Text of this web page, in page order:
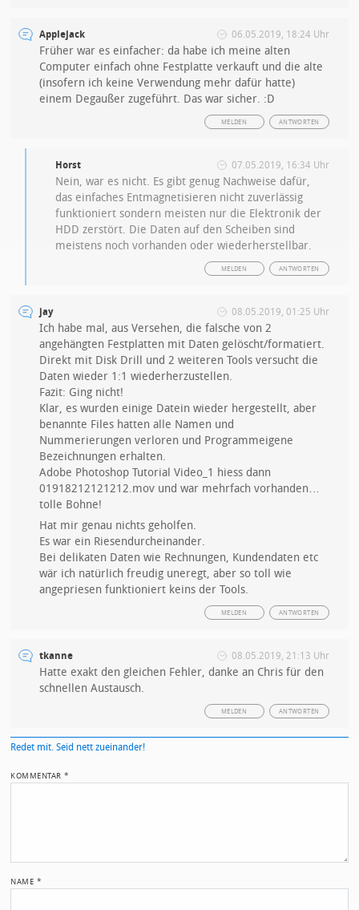
Applejack 06.05.2019, 18:24 Uhr
Früher war es einfacher: da habe ich meine alten
Computer einfach ohne Festplatte verkauft und die alte
(insofern ich keine Verwendung mehr dafür hatte)
einem Degaußer zugeführt. Das war sicher. :D
ANTWORTEN
MELDEN
Horst 07.05.2019, 16:34 Uhr
Nein, war es nicht. Es gibt genug Nachweise dafür,
das einfaches Entmagnetisieren nicht zuverlässig
funktioniert sondern meisten nur die Elektronik der
HDD zerstört. Die Daten auf den Scheiben sind
meistens noch vorhanden oder wiederherstellbar.
ANTWORTEN
MELDEN
jay 08.05.2019, 01:25 Uhr
Ich habe mal, aus Versehen, die falsche von 2
angehängten Festplatten mit Daten gelöscht/formatiert.
Direkt mit Disk Drill und 2 weiteren Tools versucht die
Daten wieder 1:1 wiederherzustellen.
Fazit: Ging nicht!
Klar, es wurden einige Datein wieder hergestellt, aber
benannte Files hatten alle Namen und
Nummerierungen verloren und Programmeigene
Bezeichnungen erhalten.
Adobe Photoshop Tutorial Video_1 hiess dann
01918212121212.mov und war mehrfach vorhanden…
tolle Bohne!
Hat mir genau nichts geholfen.
Es war ein Riesendurcheinander.
Bei delikaten Daten wie Rechnungen, Kundendaten etc
wär ich natürlich freudig uneregt, aber so toll wie
angepriesen funktioniert keins der Tools.
ANTWORTEN
MELDEN
tkanne 08.05.2019, 21:13 Uhr
Hatte exakt den gleichen Fehler, danke an Chris für den
schnellen Austausch.
ANTWORTEN
MELDEN
Redet mit. Seid nett zueinander!
KOMMENTAR*
NAME *